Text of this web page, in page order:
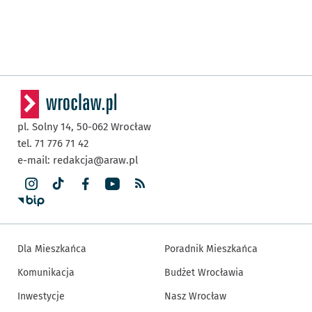
pl. Solny 14, 50-062 Wrocław
tel. 71 776 71 42
e-mail: redakcja@araw.pl
Dla Mieszkańca
Komunikacja
Inwestycje
Poradnik Mieszkańca
Budżet Wrocławia
Nasz Wrocław